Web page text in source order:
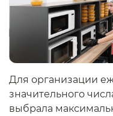
Для организации
значительного
выбрала